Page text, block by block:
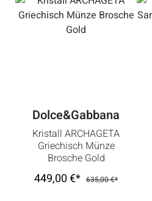
Dolce&Gabbana
Kristall ARCHAGETA
Griechisch Münze
Brosche Gold
449,00 €* 635,00 €*